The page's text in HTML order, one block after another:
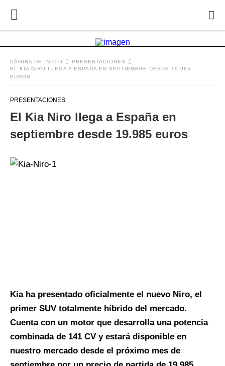
PÁGINA DE INICIO
PRESENTACIONES
EL KIA NIRO LLEGA A ESPAÑA EN SEPTIEMBRE DESDE 19.985
EUROS
PRESENTACIONES
El Kia Niro llega a España en
septiembre desde 19.985 euros
Kia ha presentado oficialmente el nuevo Niro, el
primer SUV totalmente híbrido del mercado.
Cuenta con un motor que desarrolla una potencia
combinada de 141 CV y estará disponible en
nuestro mercado desde el próximo mes de